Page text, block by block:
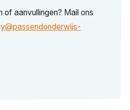
of aanvullingen? Mail ons